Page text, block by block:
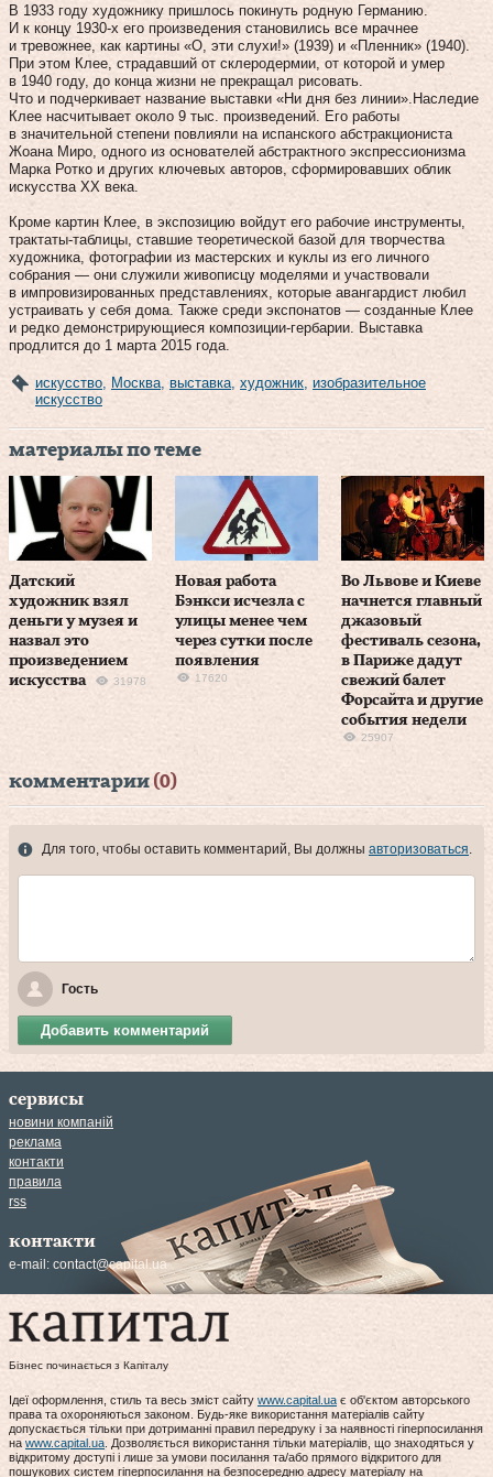
В 1933 году художнику пришлось покинуть родную Германию.
И к концу 1930‑х его произведения становились все мрачнее
и тревожнее, как картины «О, эти слухи!» (1939) и «Пленник» (1940).
При этом Клее, страдавший от склеродермии, от которой и умер
в 1940 году, до конца жизни не прекращал рисовать.
Что и подчеркивает название выставки «Ни дня без линии».Наследие
Клее насчитывает около 9 тыс. произведений. Его работы
в значительной степени повлияли на испанского абстракциониста
Жоана Миро, одного из основателей абстрактного экспрессионизма
Марка Ротко и других ключевых авторов, сформировавших облик
искусства ХХ века.
Кроме картин Клее, в экспозицию войдут его рабочие инструменты,
трактаты-таблицы, ставшие теоретической базой для творчества
художника, фотографии из мастерских и куклы из его личного
собрания — они служили живописцу моделями и участвовали
в импровизированных представлениях, которые авангардист любил
устраивать у себя дома. Также среди экспонатов — созданные Клее
и редко демонстрирующиеся композиции-гербарии. Выставка
продлится до 1 марта 2015 года.
искусство Москва выставка художник изобразительное
искусство
материалы по теме
Датский
художник взял
деньги у музея и
назвал это
произведением
искусства
31978
Новая работа
Бэнкси исчезла с
улицы менее чем
через сутки после
появления
17620
Во Львове и Киеве
начнется главный
джазовый
фестиваль сезона,
в Париже дадут
свежий балет
Форсайта и другие
события недели
25907
комментарии (0)
Для того, чтобы оставить комментарий, Вы должны авторизоваться.
Гость
Добавить комментарий
сервисы
новини компаній
реклама
контакти
правила
rss
контакти
e-mail: contact@capital.ua
Бізнес починається з Капіталу
Ідеї оформлення, стиль та весь зміст сайту www.capital.ua є об'єктом авторського
права та охороняються законом. Будь-яке використання матеріалів сайту
допускається тільки при дотриманні правил передруку і за наявності гіперпосилання
на www.capital.ua. Дозволяється використання тільки матеріалів, що знаходяться у
відкритому доступі і лише за умови посилання та/або прямого відкритого для
пошукових систем гіперпосилання на безпосередню адресу матеріалу на